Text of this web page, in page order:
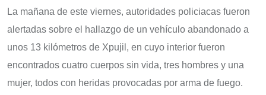
La mañana de este viernes, autoridades policiacas fueron
alertadas sobre el hallazgo de un vehículo abandonado a
unos 13 kilómetros de Xpujil, en cuyo interior fueron
encontrados cuatro cuerpos sin vida, tres hombres y una
mujer, todos con heridas provocadas por arma de fuego.